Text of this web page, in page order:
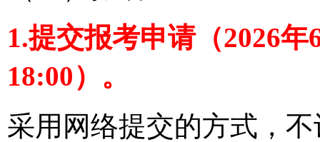
1.提交报考申请（2026
18:00）。
采用网络提交的方式，